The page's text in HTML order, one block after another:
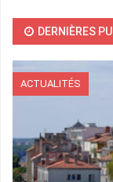
DERNIÈRES
ACTUALITÉS